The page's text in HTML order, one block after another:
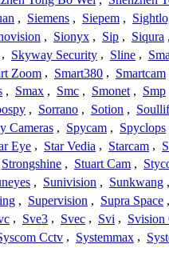
, Siemens , Siepem ,
, Sionyx , Sip , Siqura ,
, Skyway Security , Sline ,
Zoom , Smart380 , Smartcam
, Smax , Smc , Smonet , Smp
, Sorrano , Sotion ,
Cameras , Spycam , Spyclops
Eye , Star Vedia , Starcam ,
Strongshine , Stuart Cam ,
, Sunivision , Sunkwang ,
, Supervision , Supra Space ,
, Sve3 , Svec , Svi , Svision
Cctv , Systemmax ,